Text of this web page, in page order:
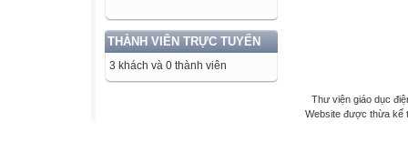
THÀNH VIÊN TRỰC TUYẾN
3 khách và 0 thành viên
Thư viện giáo dục
Website được thừa kế